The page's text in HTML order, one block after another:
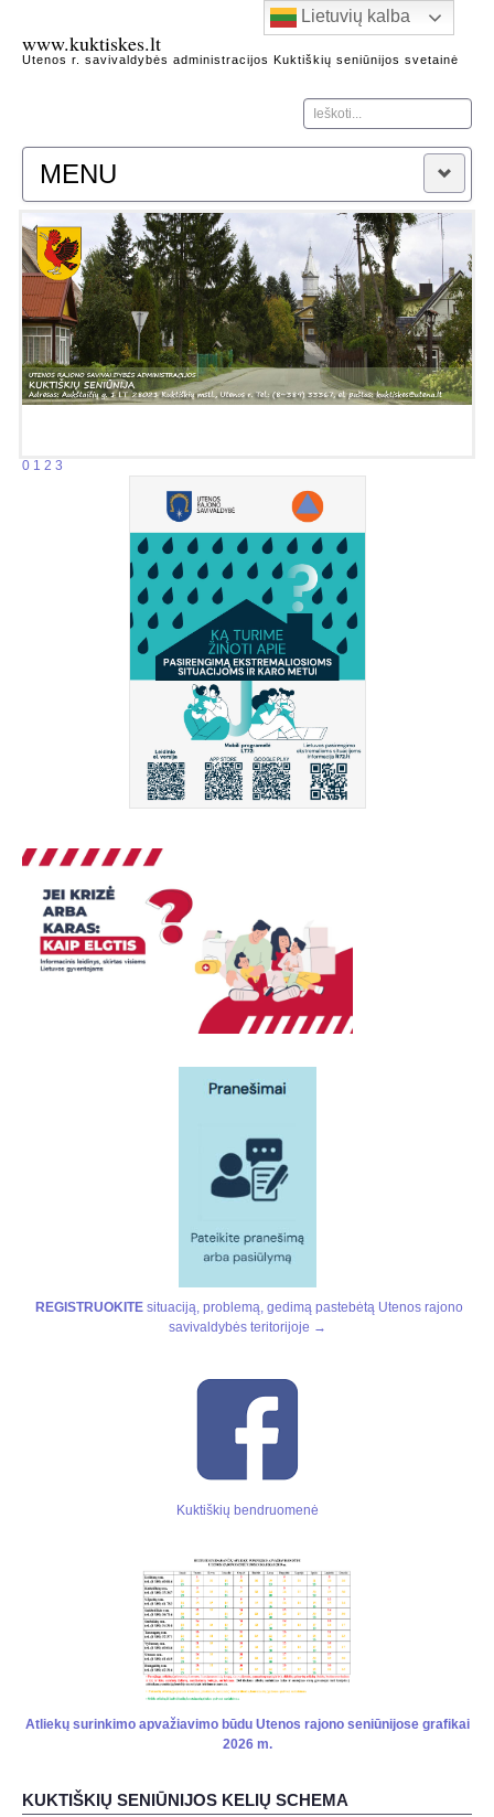
www.kuktiskes.lt
Utenos r. savivaldybės administracijos Kuktiškių seniūnijos svetainė
Ieškoti...
MENU
Naujienos
Apie seniūniją
Kontaktai
Heraldika
Kuktiškių seniūnijos garbės piliečiai
Kuktiškių kraštas
Architektūros, gamtos, istorijos paminklai
Žymūs Kuktiškių krašto žmonės
Kuktiškių istorijos fragmentai
0 1 2 3
Lietuvių kalba
REGISTRUOKITEsituaciją, problemą, gedimą pastebėtą Utenos rajono
savivaldybės teritorijoje →
Kuktiškių bendruomenė
Atliekų surinkimo apvažiavimo būdu Utenos rajono seniūnijose grafikai
2026 m.
KUKTIŠKIŲ SENIŪNIJOS KELIŲ SCHEMA